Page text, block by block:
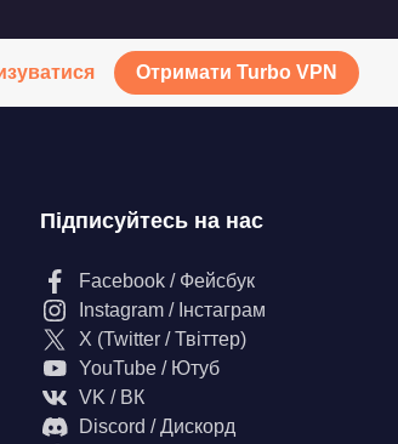
Отримати Turbo VPN
Підписуйтесь на нас
Facebook / Фейсбук
Instagram / Інстаграм
X (Twitter / Твіттер)
YouTube / Ютуб
VK / ВК
Discord / Дискорд